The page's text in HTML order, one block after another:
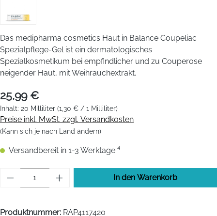
Das medipharma cosmetics Haut in Balance Coupeliac
Spezialpflege-Gel ist ein dermatologisches
Spezialkosmetikum bei empfindlicher und zu Couperose
neigender Haut, mit Weihrauchextrakt.
25,99 €
Inhalt: 20 Milliliter (1,30 € / 1 Milliliter)
Preise inkl. MwSt. zzgl. Versandkosten
(Kann sich je nach Land ändern)
Versandbereit in 1-3 Werktage ⁴
Produkt Anzahl: Gib den gewünschten
In den Warenkorb
Produktnummer: RAP4117420